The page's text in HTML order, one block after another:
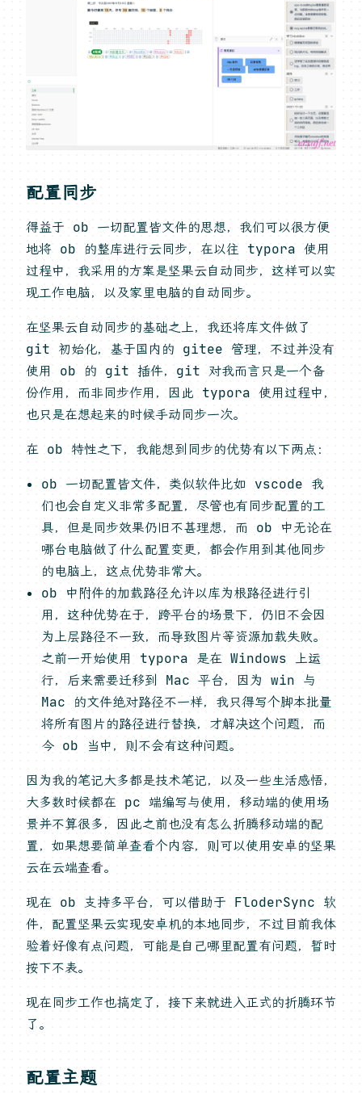
配置同步
得益于 ob 一切配置皆文件的思想，我们可以很方便
地将 ob 的整库进行云同步，在以往 typora 使用
过程中，我采用的方案是坚果云自动同步，这样可以实
现工作电脑，以及家里电脑的自动同步。
在坚果云自动同步的基础之上，我还将库文件做了
git 初始化，基于国内的 gitee 管理，不过并没有
使用 ob 的 git 插件，git 对我而言只是一个备
份作用，而非同步作用，因此 typora 使用过程中，
也只是在想起来的时候手动同步一次。
在 ob 特性之下，我能想到同步的优势有以下两点：
ob 一切配置皆文件，类似软件比如 vscode 我
们也会自定义非常多配置，尽管也有同步配置的工
具，但是同步效果仍旧不甚理想，而 ob 中无论在
哪台电脑做了什么配置变更，都会作用到其他同步
的电脑上，这点优势非常大。
ob 中附件的加载路径允许以库为根路径进行引
用，这种优势在于，跨平台的场景下，仍旧不会因
为上层路径不一致，而导致图片等资源加载失败。
之前一开始使用 typora 是在 Windows 上运
行，后来需要迁移到 Mac 平台，因为 win 与
Mac 的文件绝对路径不一样，我只得写个脚本批量
将所有图片的路径进行替换，才解决这个问题，而
今 ob 当中，则不会有这种问题。
因为我的笔记大多都是技术笔记，以及一些生活感悟，
大多数时候都在 pc 端编写与使用，移动端的使用场
景并不算很多，因此之前也没有怎么折腾移动端的配
置，如果想要简单查看个内容，则可以使用安卓的坚果
云在云端查看。
现在 ob 支持多平台，可以借助于 FloderSync 软
件，配置坚果云实现安卓机的本地同步，不过目前我体
验着好像有点问题，可能是自己哪里配置有问题，暂时
按下不表。
现在同步工作也搞定了，接下来就进入正式的折腾环节
了。
配置主题